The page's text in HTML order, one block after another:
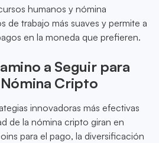
humanos y nómina
de trabajo más suaves y permite a
en la moneda que prefieren.
a Seguir para
Cripto
innovadoras más efectivas
de la nómina cripto giran en
para el pago, la diversificación